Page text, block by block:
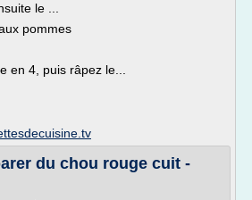
le ...
pommes
en 4, puis râpez le...
du chou rouge cuit -